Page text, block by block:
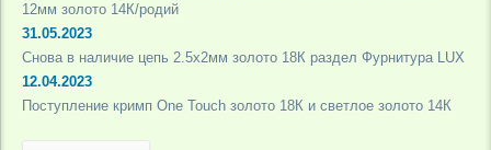
12мм золото 14К/родий
31.05.2023
Снова в наличие цепь 2.5х2мм золото 18К раздел Фурнитура LUX
12.04.2023
Поступление кримп One Touch золото 18К и светлое золото 14К